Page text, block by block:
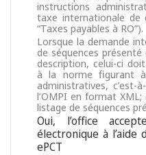
instructions
taxe internationale
“Taxes payables à RO”).
Lorsque la demande
de séquences
description, celui-ci
à la norme figurant à
administratives, c’est-
l’OMPI en format
listage de séquences
Oui, l’office
électronique à
ePCT